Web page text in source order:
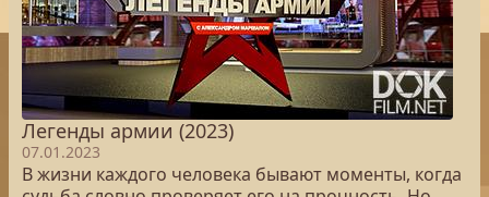
Легенды армии (2023)
07.01.2023
В жизни каждого человека бывают моменты, когда